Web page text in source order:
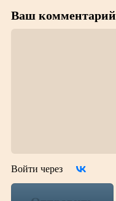
Ваш комментарий
Войти через